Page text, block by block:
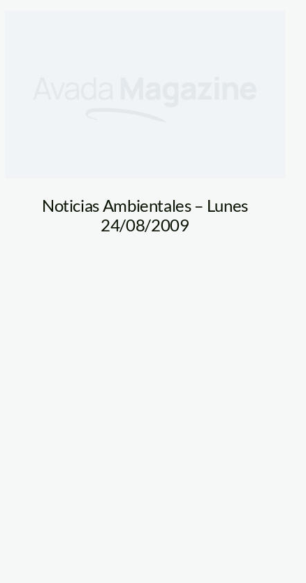
Noticias Ambientales – Lunes
24/08/2009